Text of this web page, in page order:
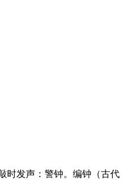
时发声：警钟。编钟 （古代